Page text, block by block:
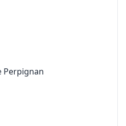
Perpignan